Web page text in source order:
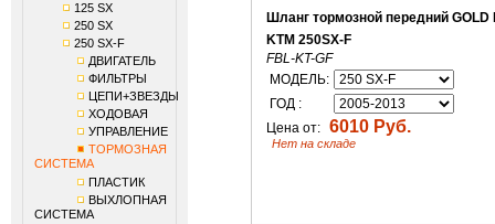
125 SX
250 SX
250 SX-F
ДВИГАТЕЛЬ
ФИЛЬТРЫ
ЦЕПИ+ЗВЕЗДЫ
ХОДОВАЯ
УПРАВЛЕНИЕ
ТОРМОЗНАЯ
СИСТЕМА
ПЛАСТИК
ВЫХЛОПНАЯ
СИСТЕМА
Шланг тормозной передний GOLD
KTM 250SX-F
FBL-KT-GF
МОДЕЛЬ:
ГОД :
Цена от: 6010 Руб.
Нет на складе